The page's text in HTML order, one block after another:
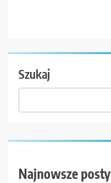
Szukaj
Najnowsze posty